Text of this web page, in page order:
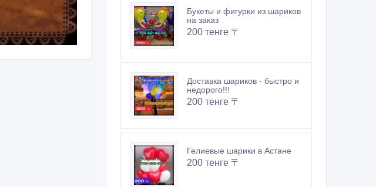
Букеты и фигурки из шариков
на заказ
200 тенге 〒
Доставка шариков - быстро и
недорого!!!
200 тенге 〒
Гелиевые шарики в Астане
200 тенге 〒